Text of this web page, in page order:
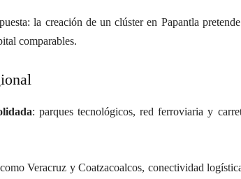
la creación de un clúster en Papantla
comparables.
: parques tecnológicos, red ferroviaria y
Veracruz y Coatzacoalcos, conectividad